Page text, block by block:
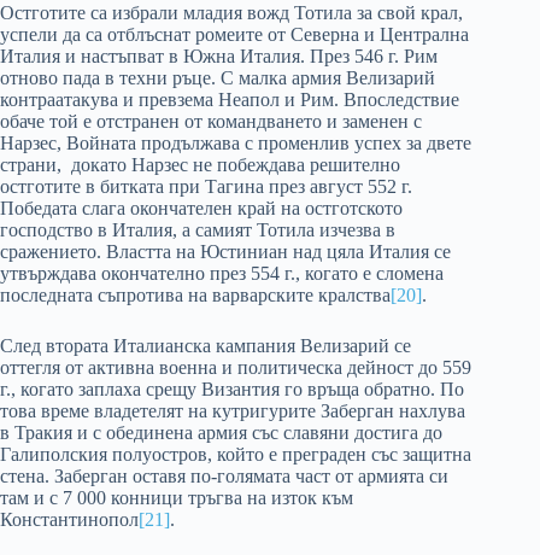
Остготите са избрали младия вожд Тотила за свой крал,
успели да са отблъснат ромеите от Северна и Централна
Италия и настъпват в Южна Италия. През 546 г. Рим
отново пада в техни ръце. С малка армия Велизарий
контраатакува и превзема Неапол и Рим. Впоследствие
обаче той е отстранен от командването и заменен с
Нарзес, Войната продължава с променлив успех за двете
страни, докато Нарзес не побеждава решително
остготите в битката при Тагина през август 552 г.
Победата слага окончателен край на остготското
господство в Италия, а самият Тотила изчезва в
сражението. Властта на Юстиниан над цяла Италия се
утвърждава окончателно през 554 г., когато е сломена
последната съпротива на варварските кралства[20].
След втората Италианска кампания Велизарий се
оттегля от активна военна и политическа дейност до 559
г., когато заплаха срещу Византия го връща обратно. По
това време владетелят на кутригурите Заберган нахлува
в Тракия и с обединена армия със славяни достига до
Галиполския полуостров, който е преграден със защитна
стена. Заберган оставя по-голямата част от армията си
там и с 7 000 конници тръгва на изток към
Константинопол[21].